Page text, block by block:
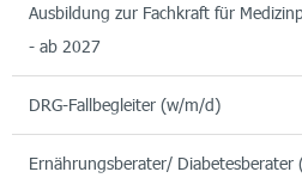
Ausbildung zur Fachkraft für
- ab 2027
DRG-Fallbegleiter (w/m/d)
Ernährungsberater/